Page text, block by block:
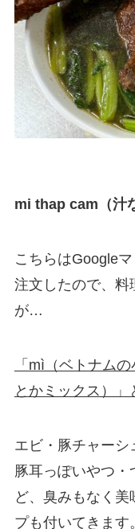
mi thap cam（汁
こちらはGoogle
注文したので、料
が…
「mì（ベトナム
とかミックス）」
エビ・豚チャーシ
豚耳っぽいやつ
ど、臭みもなく
プも付いてきます。